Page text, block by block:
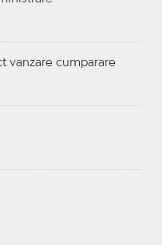
vanzare cumparare